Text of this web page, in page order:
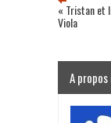
« Tristan et
Viola
A